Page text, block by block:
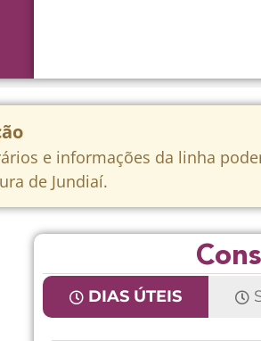
e informações da linha
de Jundiaí.
DIAS ÚTEIS